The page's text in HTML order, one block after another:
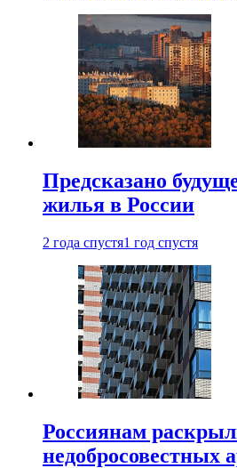
Предсказано
жилья в России
2 года спустя1 год спустя
Россиянам
недобросовестных